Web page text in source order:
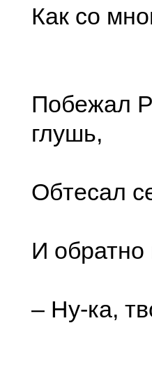
Как со
Побежал
глушь,
Обтесал
И обратно
– Ну-ка,